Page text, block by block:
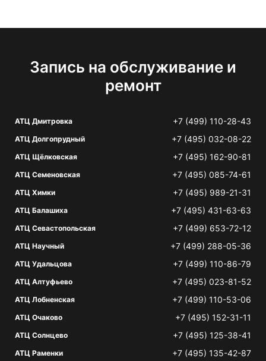
Запись на обслуживание и
ремонт
АТЦ Дмитровка +7 (499) 110-28-43
АТЦ Долгопрудный +7 (495) 032-08-22
АТЦ Щёлковская +7 (495) 162-90-81
АТЦ Семеновская +7 (495) 085-74-61
АТЦ Химки +7 (495) 989-21-31
АТЦ Балашиха +7 (495) 431-63-63
АТЦ Севастопольская +7 (499) 653-72-12
АТЦ Научный +7 (499) 288-05-36
АТЦ Удальцова +7 (499) 110-86-79
АТЦ Алтуфьево +7 (495) 023-81-52
АТЦ Лобненская +7 (499) 110-53-06
АТЦ Очаково +7 (495) 152-31-11
АТЦ Солнцево +7 (495) 125-38-41
АТЦ Раменки +7 (495) 135-42-87